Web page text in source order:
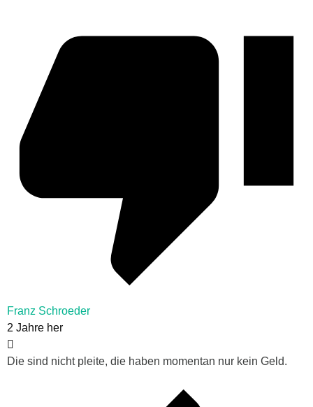
Franz Schroeder
2 Jahre her
Die sind nicht pleite, die haben momentan nur kein Geld.